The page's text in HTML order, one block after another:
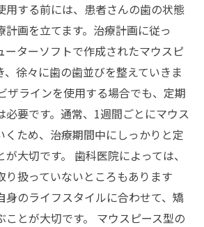
用する前には、患者さんの歯の状態
計画を立てます。治療計画に従っ
ーターソフトで作成されたマウスピ
、徐々に歯の歯並びを整えていきま
ザラインを使用する場合でも、定期
必要です。通常、1週間ごとにマウス
くため、治療期間中にしっかりと定
大切です。 歯科医院によっては、
り扱っていないところもあります
身のライフスタイルに合わせて、矯
ことが大切です。 マウスピース型の